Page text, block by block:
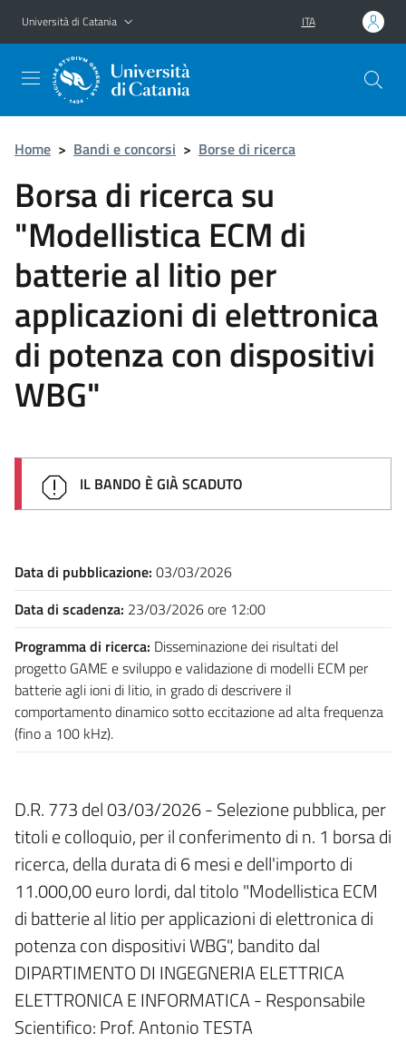
Vai al contenuto principale
Vai al menu di navigazione
Università di Catania ITA
Home > Bandi e concorsi > Borse di ricerca
Borsa di ricerca su
"Modellistica ECM di
batterie al litio per
applicazioni di elettronica
di potenza con dispositivi
WBG"
IL BANDO È GIÀ SCADUTO
Data di pubblicazione: 03/03/2026
Data di scadenza: 23/03/2026 ore 12:00
Programma di ricerca: Disseminazione dei risultati del
progetto GAME e sviluppo e validazione di modelli ECM per
batterie agli ioni di litio, in grado di descrivere il
comportamento dinamico sotto eccitazione ad alta frequenza
(fino a 100 kHz).
D.R. 773 del 03/03/2026 - Selezione pubblica, per
titoli e colloquio, per il conferimento di n. 1 borsa di
ricerca, della durata di 6 mesi e dell'importo di
11.000,00 euro lordi, dal titolo "Modellistica ECM
di batterie al litio per applicazioni di elettronica di
potenza con dispositivi WBG", bandito dal
DIPARTIMENTO DI INGEGNERIA ELETTRICA
ELETTRONICA E INFORMATICA - Responsabile
Scientifico: Prof. Antonio TESTA